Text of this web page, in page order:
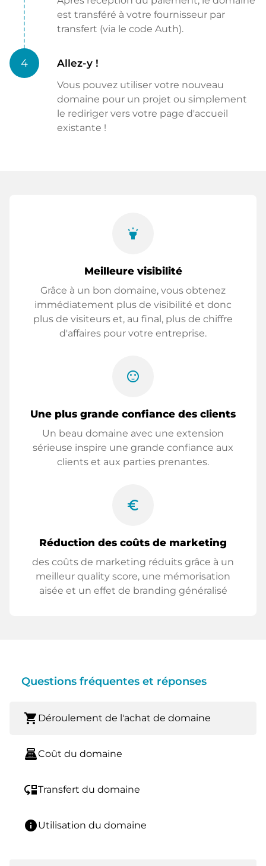
est transféré à votre fournisseur par
transfert (via le code Auth).
4 Allez-y !
Vous pouvez utiliser votre nouveau
domaine pour un projet ou simplement
le rediriger vers votre page d'accueil
existante !
highlight
Meilleure visibilité
Grâce à un bon domaine, vous obtenez
immédiatement plus de visibilité et donc
plus de visiteurs et, au final, plus de chiffre
d'affaires pour votre entreprise.
sentiment_satisfied
Une plus grande confiance des clients
Un beau domaine avec une extension
sérieuse inspire une grande confiance aux
clients et aux parties prenantes.
euro_symbol
Réduction des coûts de marketing
des coûts de marketing réduits grâce à un
meilleur quality score, une mémorisation
aisée et un effet de branding généralisé
Questions fréquentes et réponses
shopping_cart Déroulement de l'achat de domaine
point_of_saleCoût du domaine
move_downTransfert du domaine
infoUtilisation du domaine